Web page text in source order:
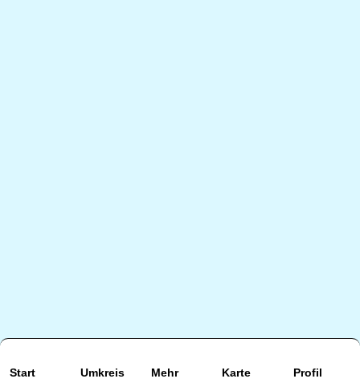
Start Umkreis Mehr Karte Profil